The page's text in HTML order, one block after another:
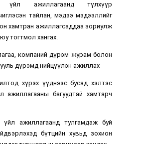
үйл ажиллагаанд түлхүүр
тайлан, мэдээ мэдээллийг
хамтран ажиллагсаддаа зориулж
тогтмол хангах.
компаний дүрэм журам болон
дүрэмд нийцүүлэн ажиллах
хүрэх үүднээс бусад хэлтэс
ажиллагааны багуудтай хамтарч
ажиллагаанд тулгамдаж буй
бүтцийн хувьд зохион